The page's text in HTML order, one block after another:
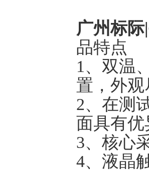
广州标
品特点
1、双温
置，外
2、在测
面具有
3、核心
4、液晶